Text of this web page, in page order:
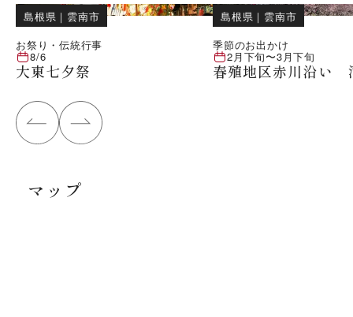
島根県 ｜ 雲南市
お祭り・伝統行事
8/6
大東七夕祭
島根県 ｜ 雲南市
季節のお出かけ
2月下旬〜3月下旬
春殖地区赤川沿い
マップ